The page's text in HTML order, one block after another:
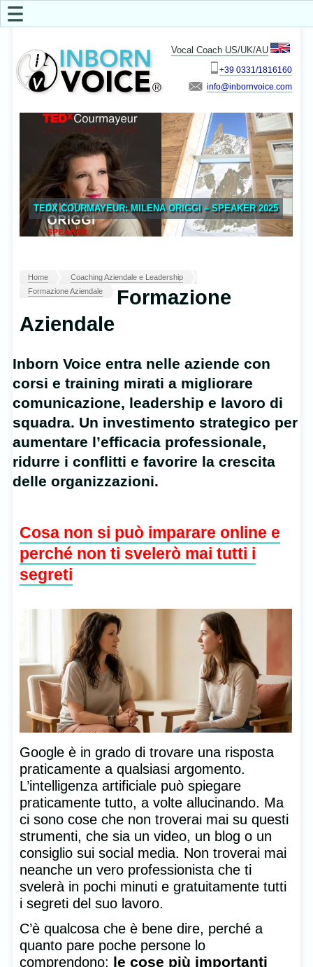
Vocal Coach US/UK/AU
+39 0331/1816160
info
☰
TEDX COURMAYEUR: MILENA ORIGGI – SPEAKER 2025
Home
Coaching Aziendale e Leadership
Formazione Aziendale
Formazione
Aziendale
Inborn Voice entra nelle aziende con
corsi e training mirati a migliorare
comunicazione, leadership e lavoro di
squadra. Un investimento strategico per
aumentare l’efficacia professionale,
ridurre i conflitti e favorire la crescita
delle organizzazioni.
Cosa non si può imparare online e
perché non ti svelerò mai tutti i
segreti
Google è in grado di trovare una risposta
praticamente a qualsiasi argomento.
L’intelligenza artificiale può spiegare
praticamente tutto, a volte allucinando. Ma
ci sono cose che non troverai mai su questi
strumenti, che sia un video, un blog o un
consiglio sui social media. Non troverai mai
neanche un vero professionista che ti
svelerà in pochi minuti e gratuitamente tutti
i segreti del suo lavoro.
C’è qualcosa che è bene dire, perché a
quanto pare poche persone lo
comprendono: le cose più importanti